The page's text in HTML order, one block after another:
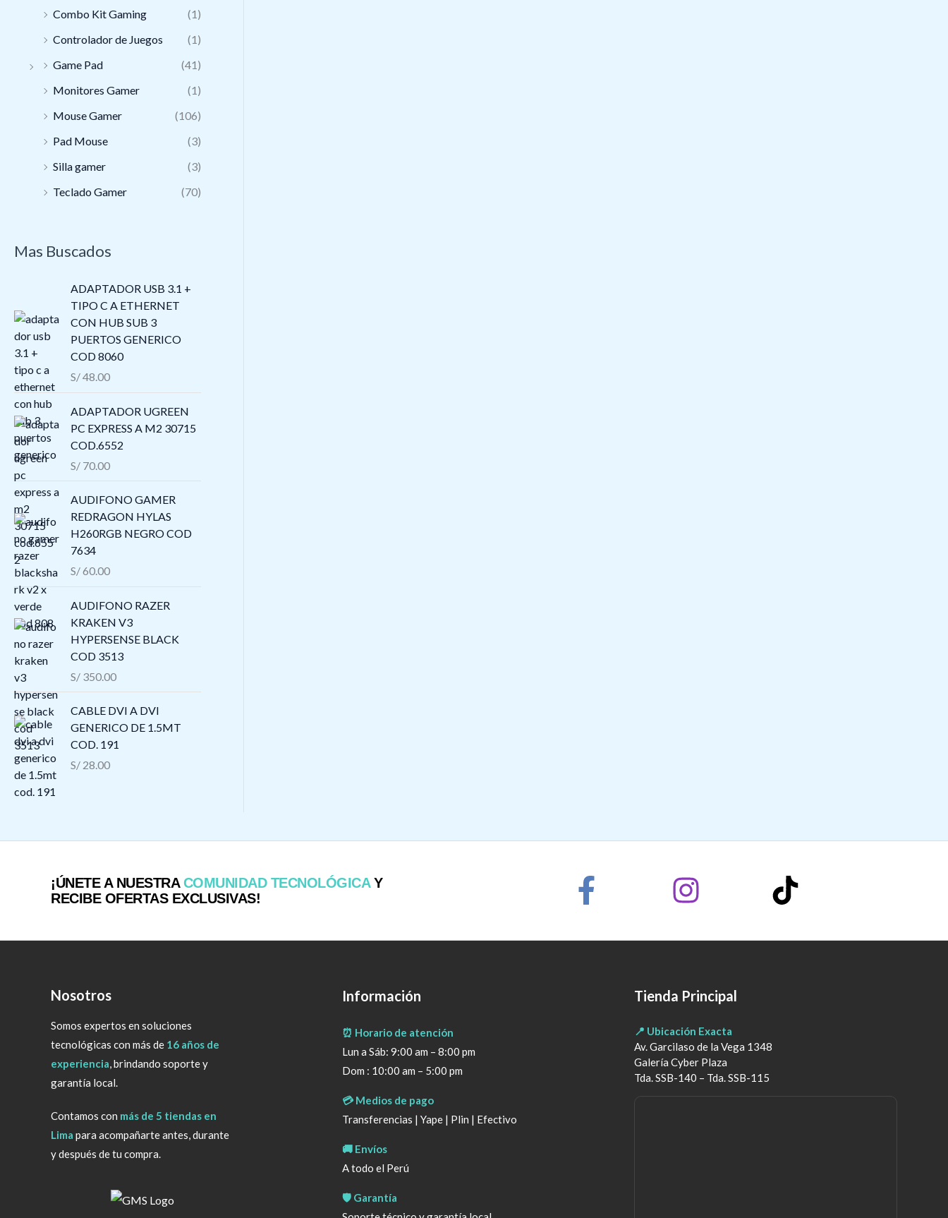
Combo Kit Gaming
(1)
Controlador de Juegos
(1)
Game Pad
(41)
Monitores Gamer
(1)
Mouse Gamer
(106)
Pad Mouse
(3)
Silla gamer
(3)
Teclado Gamer
(70)
Mas Buscados
ADAPTADOR USB 3.1 +
TIPO C A ETHERNET
CON HUB SUB 3
PUERTOS GENERICO
COD 8060
S/48.00
ADAPTADOR UGREEN
PC EXPRESS A M2 30715
COD.6552
S/ 70.00
AUDIFONO GAMER
REDRAGON HYLAS
H260RGB NEGRO COD
7634
S/60.00
AUDIFONO RAZER
KRAKEN V3
HYPERSENSE BLACK
COD 3513
S/ 350.00
CABLE DVI A DVI
GENERICO DE 1.5MT
COD. 191
S/ 28.00
¡ÚNETE A NUESTRACOMUNIDAD TECNOLÓGICAY
RECIBE OFERTAS EXCLUSIVAS!
Nosotros
Somos expertos en soluciones
tecnológicas con más de 16 años de
experiencia, brindando soporte y
garantía local.
Contamos con más de 5 tiendas en
Lima para acompañarte antes, durante
y después de tu compra.
Información
⏰ Horario de atención
Lun a Sáb: 9:00 am – 8:00 pm
Dom : 10:00 am – 5:00 pm
💳 Medios de pago
Transferencias | Yape | Plin | Efectivo
🚚 Envíos
A todo el Perú
🛡️ Garantía
Tienda Principal
📍 Ubicación Exacta
Av. Garcilaso de la Vega 1348
Galería Cyber Plaza
Tda. SSB-140 – Tda. SSB-115